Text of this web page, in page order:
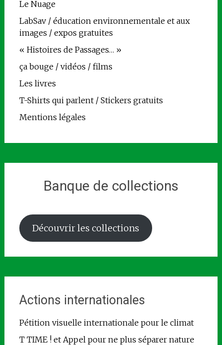
Le Nuage
LabSav / éducation environnementale et aux
images / expos gratuites
« Histoires de Passages… »
ça bouge / vidéos / films
Les livres
T-Shirts qui parlent / Stickers gratuits
Mentions légales
Banque de collections
Découvrir les collections
Actions internationales
Pétition visuelle internationale pour le climat
T TIME ! et Appel pour ne plus séparer nature